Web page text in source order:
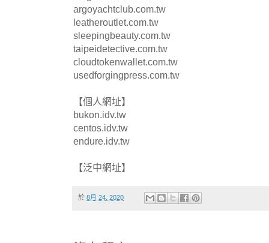
argoyachtclub.com.tw
leatheroutlet.com.tw
sleepingbeauty.com.tw
taipeidetective.com.tw
cloudtokenwallet.com.tw
usedforgingpress.com.tw
【個人網址】
bukon.idv.tw
centos.idv.tw
endure.idv.tw
【泛中網址】
於 8月 24, 2020